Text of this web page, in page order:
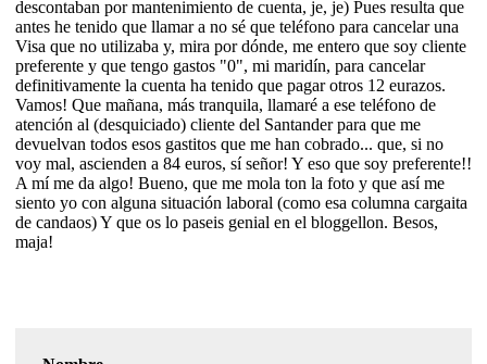
descontaban por mantenimiento de cuenta, je, je) Pues resulta que
antes he tenido que llamar a no sé que teléfono para cancelar una
Visa que no utilizaba y, mira por dónde, me entero que soy cliente
preferente y que tengo gastos "0", mi maridín, para cancelar
definitivamente la cuenta ha tenido que pagar otros 12 eurazos.
Vamos! Que mañana, más tranquila, llamaré a ese teléfono de
atención al (desquiciado) cliente del Santander para que me
devuelvan todos esos gastitos que me han cobrado... que, si no
voy mal, ascienden a 84 euros, sí señor! Y eso que soy preferente!!
A mí me da algo! Bueno, que me mola ton la foto y que así me
siento yo con alguna situación laboral (como esa columna cargaita
de candaos) Y que os lo paseis genial en el bloggellon. Besos,
maja!